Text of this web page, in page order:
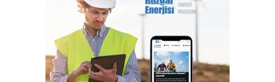
gelişmenin ve ülkemize katkı sağlamanın faydası ve gururu
100. yılında Türkiye Cumhuriyeti’nindir.”